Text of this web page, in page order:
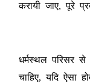
करायी जाए, पूरे
धर्मस्थल परिसर
चाहिए, यदि ऐसा